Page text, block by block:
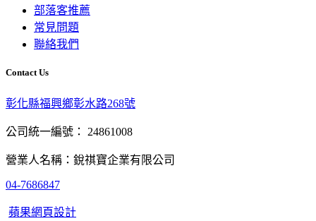
部落客推薦
常見問題
聯絡我們
Contact Us
彰化縣福興鄉彰水路268號
公司統一編號： 24861008
營業人名稱：銳祺寶企業有限公司
04-7686847
蘋果網頁設計